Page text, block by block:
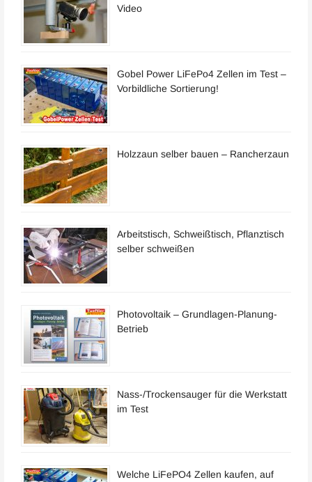
Video
Gobel Power LiFePo4 Zellen im Test –
Vorbildliche Sortierung!
Holzzaun selber bauen – Rancherzaun
Arbeitstisch, Schweißtisch, Pflanztisch
selber schweißen
Photovoltaik – Grundlagen-Planung-
Betrieb
Nass-/Trockensauger für die Werkstatt
im Test
Welche LiFePO4 Zellen kaufen, auf